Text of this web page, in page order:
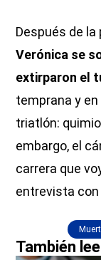
Después de
Verónica se
extirparon el
temprana y
triatlón:
embargo, el
carrera que
entrevista
También